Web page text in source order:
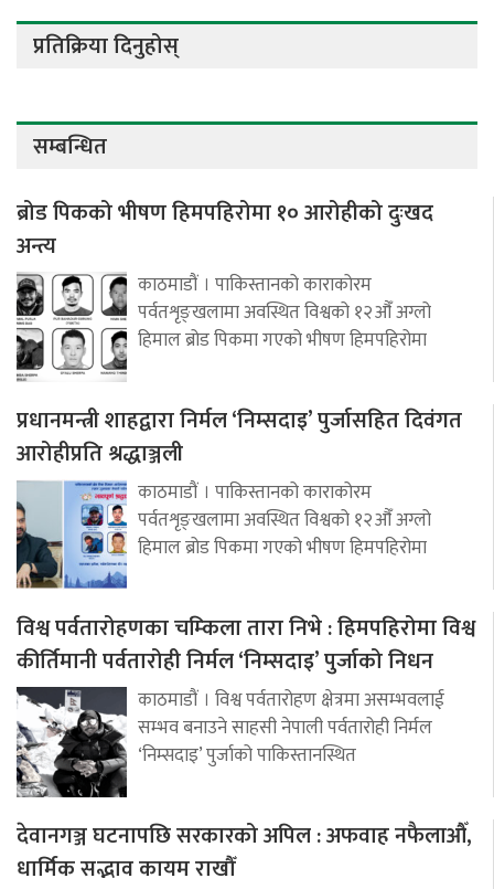
प्रतिक्रिया दिनुहोस्
सम्बन्धित
ब्रोड पिकको भीषण हिमपहिरोमा १० आरोहीको दुःखद
अन्त्य
काठमाडौं । पाकिस्तानको काराकोरम
पर्वतशृङ्खलामा अवस्थित विश्वको १२औँ अग्लो
हिमाल ब्रोड पिकमा गएको भीषण हिमपहिरोमा
प्रधानमन्त्री शाहद्वारा निर्मल ‘निम्सदाइ’ पुर्जासहित दिवंगत
आरोहीप्रति श्रद्धाञ्जली
काठमाडौं । पाकिस्तानको काराकोरम
पर्वतशृङ्खलामा अवस्थित विश्वको १२औँ अग्लो
हिमाल ब्रोड पिकमा गएको भीषण हिमपहिरोमा
विश्व पर्वतारोहणका चम्किला तारा निभे : हिमपहिरोमा विश्व
कीर्तिमानी पर्वतारोही निर्मल ‘निम्सदाइ’ पुर्जाको निधन
काठमाडौं । विश्व पर्वतारोहण क्षेत्रमा असम्भवलाई
सम्भव बनाउने साहसी नेपाली पर्वतारोही निर्मल
‘निम्सदाइ’ पुर्जाको पाकिस्तानस्थित
देवानगञ्ज घटनापछि सरकारको अपिल : अफवाह नफैलाऔँ,
धार्मिक सद्भाव कायम राखौँ